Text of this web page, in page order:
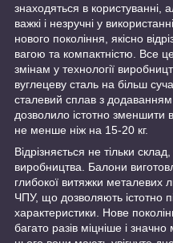
знаходяться в користуванні,
важкі і незручні у
нового покоління, якісно
вагою та компактністю. Все
змінам у технології
вуглецеву сталь на більш
сталевий сплав з
дозволило істотно зменшити
не менше ніж на 15-20 кг.
Відрізняється не тільки
виробництва. Балони
глибокої витяжки металевих
ЧПУ, що дозволяють істотно
характеристики. Нове
багато разів міцніше і